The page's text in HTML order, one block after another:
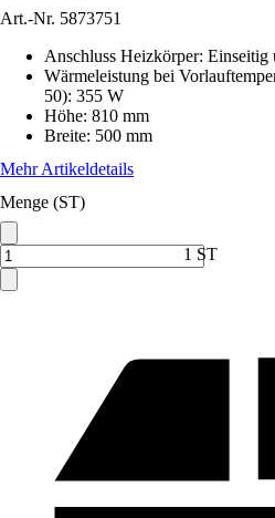
Art.-Nr. 5873751
Anschluss Heizkörper: Einseitig
Wärmeleistung bei
50): 355 W
Höhe: 810 mm
Breite: 500 mm
Mehr Artikeldetails
Menge (ST)
1 ST